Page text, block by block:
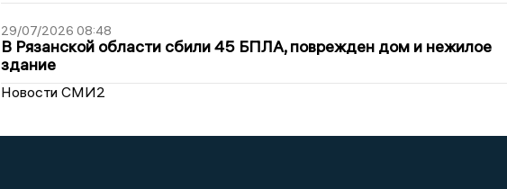
29/07/2026 08:48
В Рязанской области сбили 45 БПЛА, поврежден дом и нежилое
здание
Новости СМИ2